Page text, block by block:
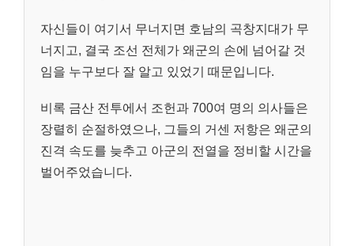
자신들이 여기서 무너지면 호남의 곡창지대가 무
너지고, 결국 조선 전체가 왜군의 손에 넘어갈 것
임을 누구보다 잘 알고 있었기 때문입니다.
비록 금산 전투에서 조헌과 700여 명의 의사들은
장렬히 순절하였으나, 그들의 거센 저항은 왜군의
진격 속도를 늦추고 아군의 전열을 정비할 시간을
벌어주었습니다.